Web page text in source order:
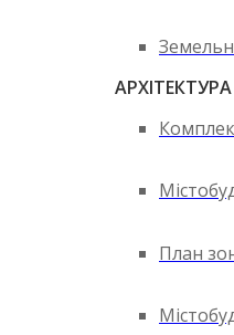
АРХІТЕКТУРА
План